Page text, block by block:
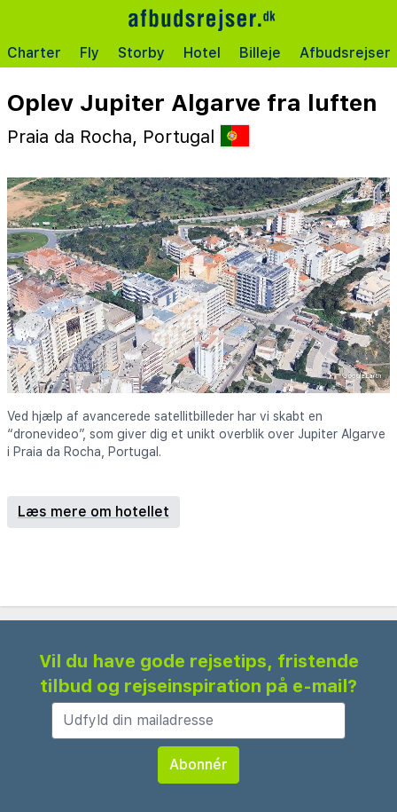
Charter Fly Storby Hotel Billeje Afbudsrejser
Oplev Jupiter Algarve fra luften
Praia da Rocha, Portugal
Ved hjælp af avancerede satellitbilleder har vi skabt en
“dronevideo”, som giver dig et unikt overblik over Jupiter Algarve
i Praia da Rocha, Portugal.
Læs mere om hotellet
Vil du have gode rejsetips, fristende
tilbud og rejseinspiration på e-mail?